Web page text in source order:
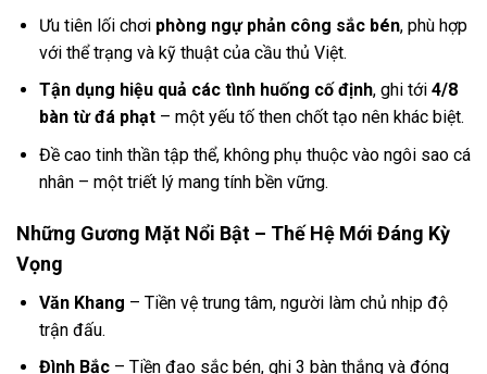
Ưu tiên lối chơi phòng ngự phản công sắc bén, phù hợp
với thể trạng và kỹ thuật của cầu thủ Việt.
Tận dụng hiệu quả các tình huống cố định, ghi tới 4/8
bàn từ đá phạt– một yếu tố then chốt tạo nên khác biệt.
Đề cao tinh thần tập thể, không phụ thuộc vào ngôi sao cá
nhân – một triết lý mang tính bền vững.
Những Gương Mặt Nổi Bật – Thế Hệ Mới Đáng Kỳ
Vọng
Văn Khang – Tiền vệ trung tâm, người làm chủ nhịp độ
trận đấu.
Đình Bắc– Tiền đạo sắc bén, ghi 3 bàn thắng và đóng